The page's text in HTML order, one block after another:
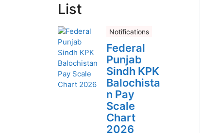
List
Notifications
Federal
Punjab
Sindh KPK
Balochista
n Pay
Scale
Chart
2026